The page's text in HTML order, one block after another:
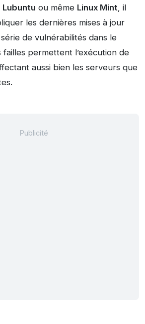
Lubuntu ou même Linux Mint, il
les dernières mises à jour
de vulnérabilités dans le
failles permettent l’exécution de
aussi bien les serveurs que